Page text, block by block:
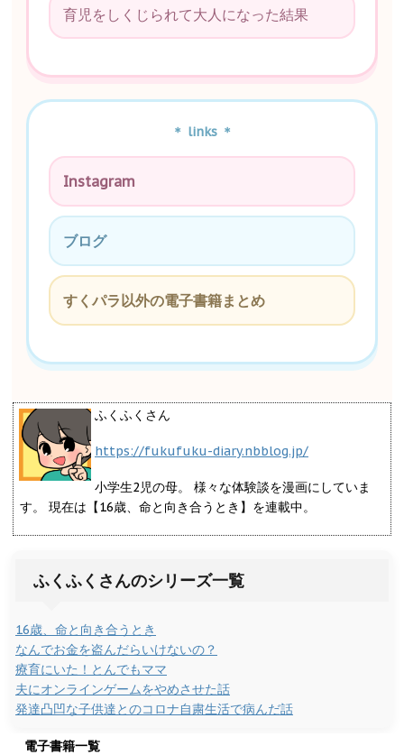
育児をしくじられて大人になった結果
＊ links ＊
Instagram
ブログ
すくパラ以外の電子書籍まとめ
ふくふくさん
https://fukufuku-diary.nbblog.jp/
小学生2児の母。 様々な体験談を漫画にしていま
す。 現在は【16歳、命と向き合うとき】を連載中。
ふくふくさんのシリーズ一覧
16歳、命と向き合うとき
なんでお金を盗んだらいけないの？
療育にいた！とんでもママ
夫にオンラインゲームをやめさせた話
発達凸凹な子供達とのコロナ自粛生活で病んだ話
電子書籍一覧